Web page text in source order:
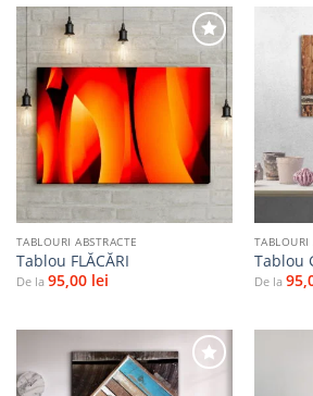
Adaugă
favorite
TABLOURI ABSTRACTE
Tablou FLĂCĂRI
De la 95,00 lei
TABLOURI
Tablou
De la